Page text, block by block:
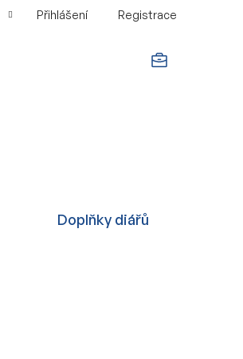
Přihlášení Registrace
Doplňky diářů